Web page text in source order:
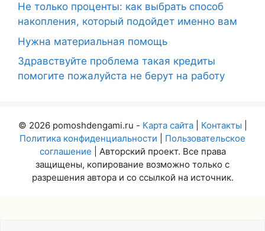
Не только проценты: как выбрать способ
накопления, который подойдет именно вам
Нужна материальная помощь
Здравствуйте проблема такая кредиты
помогите пожалуйста не берут на работу
© 2026 pomoshdengami.ru - Карта сайта| Контакты
Политика конфиденциальности
Пользовательское
соглашение | Авторский проект. Все права
защищены, копирование возможно только с
разрешения автора и со ссылкой на источник.